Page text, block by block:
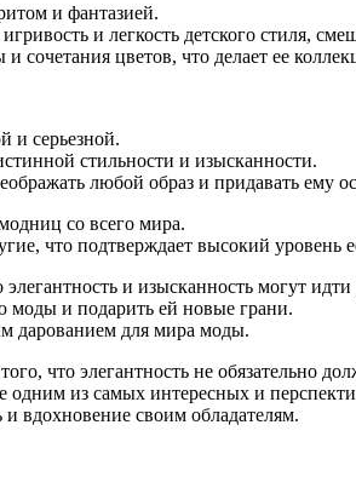
и фантазией.
и легкость детского стиля,
сочетания цветов, что делает ее
и серьезной.
стильности и изысканности.
любой образ и придавать ему
со всего мира.
что подтверждает высокий уровень
и изысканность могут
и подарить ей новые грани.
дарованием для мира моды.
что элегантность не обязательно
из самых интересных и
вдохновение своим обладателям.